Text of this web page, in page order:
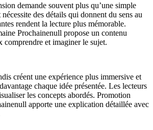
demande souvent plus qu’une simple
des détails qui donnent du sens au
rendent la lecture plus mémorable.
Prochainenull propose un contenu
et imaginer le sujet.
créent une expérience plus immersive et
chaque idée présentée. Les lecteurs
les concepts abordés. Promotion
apporte une explication détaillée avec